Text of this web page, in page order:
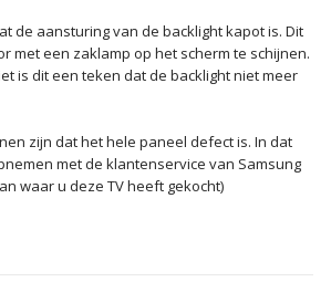
de aansturing van de backlight kapot is. Dit
met een zaklamp op het scherm te schijnen.
is dit een teken dat de backlight niet meer
zijn dat het hele paneel defect is. In dat
met de klantenservice van Samsung
waar u deze TV heeft gekocht)